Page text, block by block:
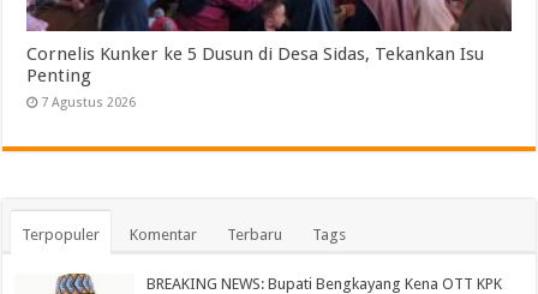
Cornelis Kunker ke 5 Dusun di Desa Sidas, Tekankan Isu
Penting
7 Agustus 2026
Terpopuler Komentar Terbaru Tags
BREAKING NEWS: Bupati Bengkayang Kena OTT KPK